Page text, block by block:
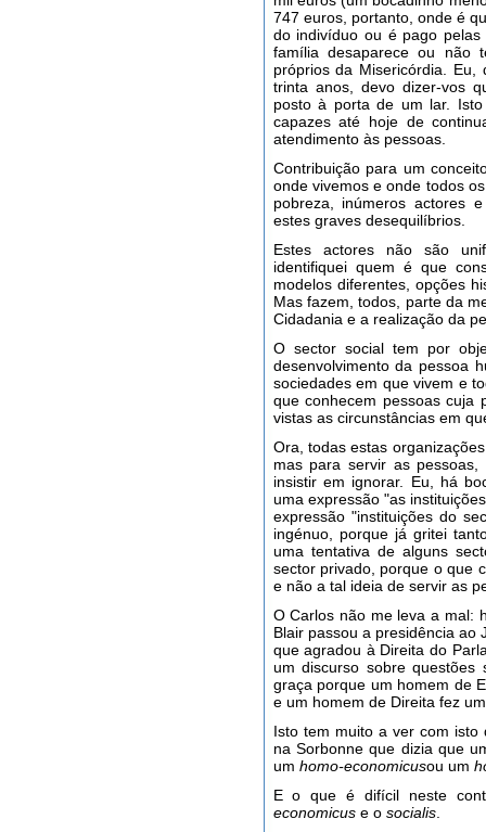
747 euros, portanto, onde é
do indivíduo ou é pago
família desaparece ou não
próprios da Misericórdia.
trinta anos, devo dizer-vos
posto à porta de um lar.
capazes até hoje de
atendimento às pessoas.
Contribuição para um
onde vivemos e onde todos
pobreza, inúmeros actores
estes graves desequilíbrios.
Estes actores não são
identifiquei quem é que
modelos diferentes, opções
Mas fazem, todos, parte da
Cidadania e a realização da
O sector social tem por
desenvolvimento da pessoa
sociedades em que vivem e
que conhecem pessoas cuja
vistas as circunstâncias em
Ora, todas estas
mas para servir as
insistir em ignorar. Eu, há
uma expressão "as
expressão "instituições do
ingénuo, porque já gritei
uma tentativa de alguns
sector privado, porque o que
e não a tal ideia de servir as
O Carlos não me leva a mal:
Blair passou a presidência ao
que agradou à Direita do
um discurso sobre
graça porque um homem de
e um homem de Direita fez
Isto tem muito a ver com
na Sorbonne que dizia que
um homo-economicusou um
E o que é difícil neste
economicuse o socialis.